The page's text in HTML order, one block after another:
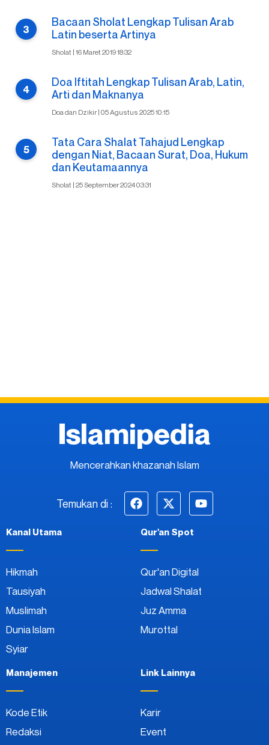
Bacaan Sholat Lengkap Tulisan Arab
Latin beserta Artinya
Sholat | 16 Maret 2019 18:32
Doa Iftitah Lengkap Tulisan Arab, Latin,
Arti dan Maknanya
Doa dan Dzikir | 05 Agustus 2025 10:15
Tata Cara Shalat Tahajud Lengkap
dengan Niat, Bacaan Surat, Doa, Hukum
dan Keutamaannya
Sholat | 25 September 2024 03:31
Islamipedia
Mencerahkan khazanah Islam
Temukan di :
Kanal Utama
Hikmah
Tausiyah
Muslimah
Dunia Islam
Syiar
Qur'an Spot
Qur'an Digital
Jadwal Shalat
Juz Amma
Murottal
Manajemen
Kode Etik
Redaksi
Link Lainnya
Karir
Event